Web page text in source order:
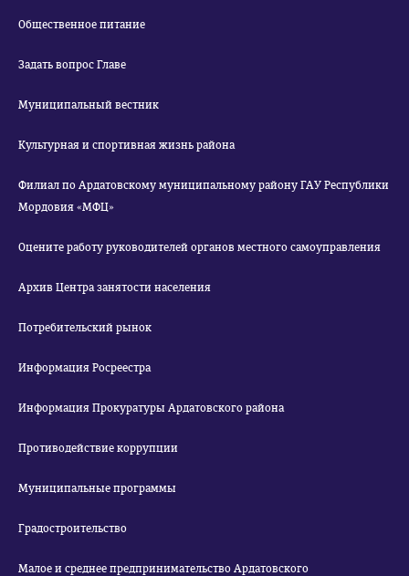
Общественное питание
Задать вопрос Главе
Муниципальный вестник
Культурная и спортивная жизнь района
Филиал по Ардатовскому муниципальному району ГАУ Республики
Мордовия «МФЦ»
Оцените работу руководителей органов местного самоуправления
Архив Центра занятости населения
Потребительский рынок
Информация Росреестра
Информация Прокуратуры Ардатовского района
Противодействие коррупции
Муниципальные программы
Градостроительство
Малое и среднее предпринимательство Ардатовского